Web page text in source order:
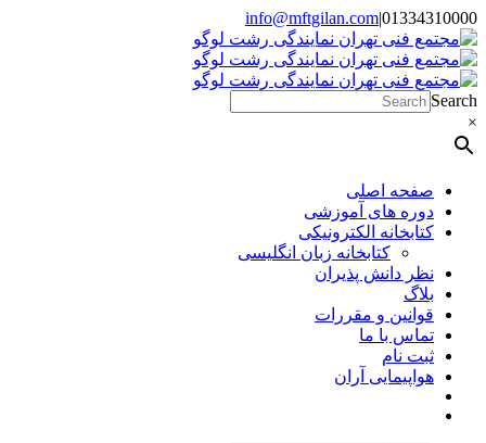
Skip
to
content
01334310000
|
info@mftgilan.com
Instagram
LinkedIn
Search
×
صفحه اصلی
دوره های آموزشی
کتابخانه الکترونیکی
کتابخانه زبان انگلیسی
نظر دانش پذیران
بلاگ
قوانین و مقررات
تماس با ما
ثبت نام
هواپیمایی آران